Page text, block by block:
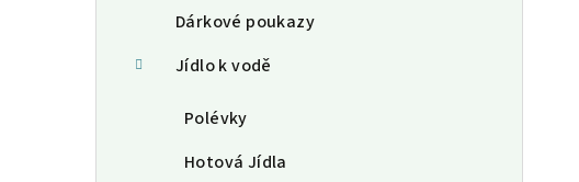
Dárkové poukazy
Jídlo k vodě
Polévky
Hotová Jídla